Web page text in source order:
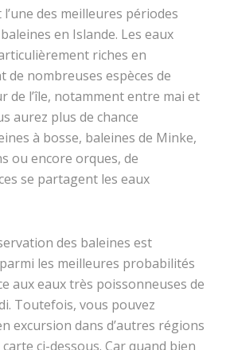
des meilleures périodes
en Islande. Les eaux
riches en
nombreuses espèces de
de l’île, notamment entre mai et
aurez plus de chance
à bosse, baleines de Minke,
ou encore orques, de
se partagent les eaux
des baleines est
les meilleures probabilités
aux eaux très poissonneuses de
Toutefois, vous pouvez
excursion dans d’autres régions
carte ci-dessous. Car quand bien